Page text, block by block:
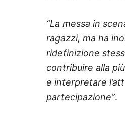
“La messa in
ragazzi, ma ha
ridefinizione
contribuire alla
e interpretare
partecipazione”.